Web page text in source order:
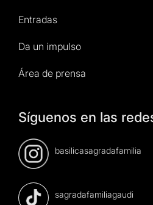
Entradas
Da un impulso
Área de prensa
Síguenos en las
basilicasagradafamilia
sagradafamiliagaudi